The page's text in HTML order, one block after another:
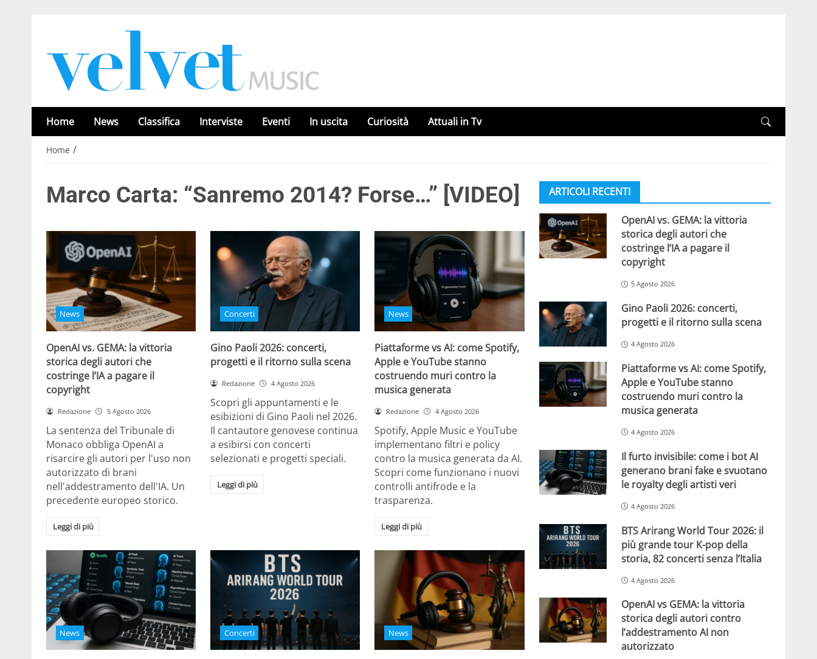
Home News Classifica Interviste Eventi In uscita Curiosità Attuali in Tv
Home /
Marco Carta: “Sanremo 2014? Forse…” [VIDEO]
News
OpenAI vs. GEMA: la vittoria
storica degli autori che
costringe l’IA a pagare il
copyright
Redazione 5 Agosto 2026
La sentenza del Tribunale di
Monaco obbliga OpenAI a
risarcire gli autori per l'uso non
autorizzato di brani
nell'addestramento dell'IA. Un
precedente europeo storico.
Leggi di più
Concerti
Gino Paoli 2026: concerti,
progetti e il ritorno sulla scena
Redazione 4 Agosto 2026
Scopri gli appuntamenti e le
esibizioni di Gino Paoli nel 2026.
Il cantautore genovese continua
a esibirsi con concerti
selezionati e progetti speciali.
Leggi di più
News
Piattaforme vs AI: come Spotify,
Apple e YouTube stanno
costruendo muri contro la
musica generata
Redazione 4 Agosto 2026
Spotify, Apple Music e YouTube
implementano filtri e policy
contro la musica generata da AI.
Scopri come funzionano i nuovi
controlli antifrode e la
trasparenza.
Leggi di più
News Concerti News
ARTICOLI RECENTI
OpenAI vs. GEMA: la vittoria
storica degli autori che
costringe l’IA a pagare il
copyright
5 Agosto 2026
Gino Paoli 2026: concerti,
progetti e il ritorno sulla scena
4 Agosto 2026
Piattaforme vs AI: come Spotify,
Apple e YouTube stanno
costruendo muri contro la
musica generata
4 Agosto 2026
Il furto invisibile: come i bot AI
generano brani fake e svuotano
le royalty degli artisti veri
4 Agosto 2026
BTS Arirang World Tour 2026: il
più grande tour K-pop della
storia, 82 concerti senza l’Italia
4 Agosto 2026
OpenAI vs GEMA: la vittoria
storica degli autori contro
l’addestramento AI non
autorizzato